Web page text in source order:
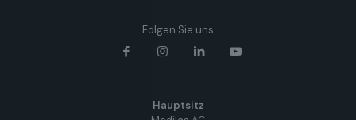
Folgen Sie uns
Hauptsitz